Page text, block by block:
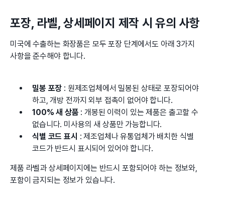
포장, 라벨, 상세페이지 제작 시 유의 사항
미국에 수출하는 화장품은 모두 포장 단계에서도 아래 3가지
사항을 준수해야 합니다.
밀봉 포장 : 원제조업체에서 밀봉된 상태로 포장되어야
하고, 개방 전까지 외부 접촉이 없어야 합니다.
100% 새 상품 : 개봉된 이력이 있는 제품은 출고할 수
없습니다. 미사용의 새 상품만 가능합니다.
식별 코드 표시 : 제조업체나 유통업체가 배치한 식별
코드가 반드시 표시되어 있어야 합니다.
제품 라벨과 상세페이지에는 반드시 포함되어야 하는 정보와,
포함이 금지되는 정보가 있습니다.